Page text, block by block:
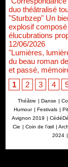
duo théâtralisé
"Sturbzep" Un
explosif
élucubrations
12/06/2026
"Lumières,
du beau roman
et passé,
1
2 3 4
Théâtre | Danse |
Humour | Festivals |
Avignon 2019 |
Cie | Coin de l’œil |
2024 |